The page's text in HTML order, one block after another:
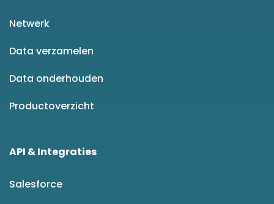
Netwerk
Data verzamelen
Data onderhouden
Productoverzicht
API & Integraties
Salesforce